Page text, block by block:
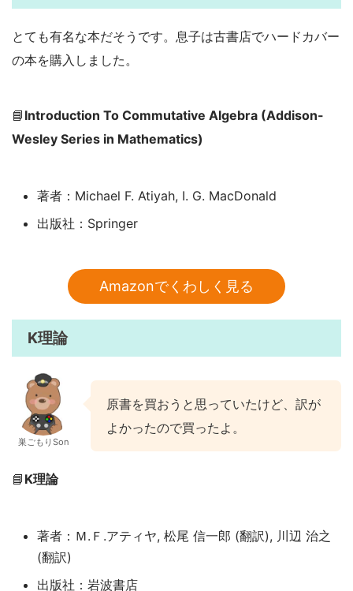
とても有名な本だそうです。息子は古書店でハードカバー
の本を購入しました。
📘 Introduction To Commutative Algebra (Addison-
Wesley Series in Mathematics)
著者：Michael F. Atiyah, I. G. MacDonald
出版社：Springer
Amazonでくわしく見る
K理論
巣ごもりSon
原書を買おうと思っていたけど、訳が
よかったので買ったよ。
📘 K理論
著者：Ｍ.Ｆ.アティヤ, 松尾 信一郎 (翻訳), 川辺 治之
(翻訳)
出版社：岩波書店